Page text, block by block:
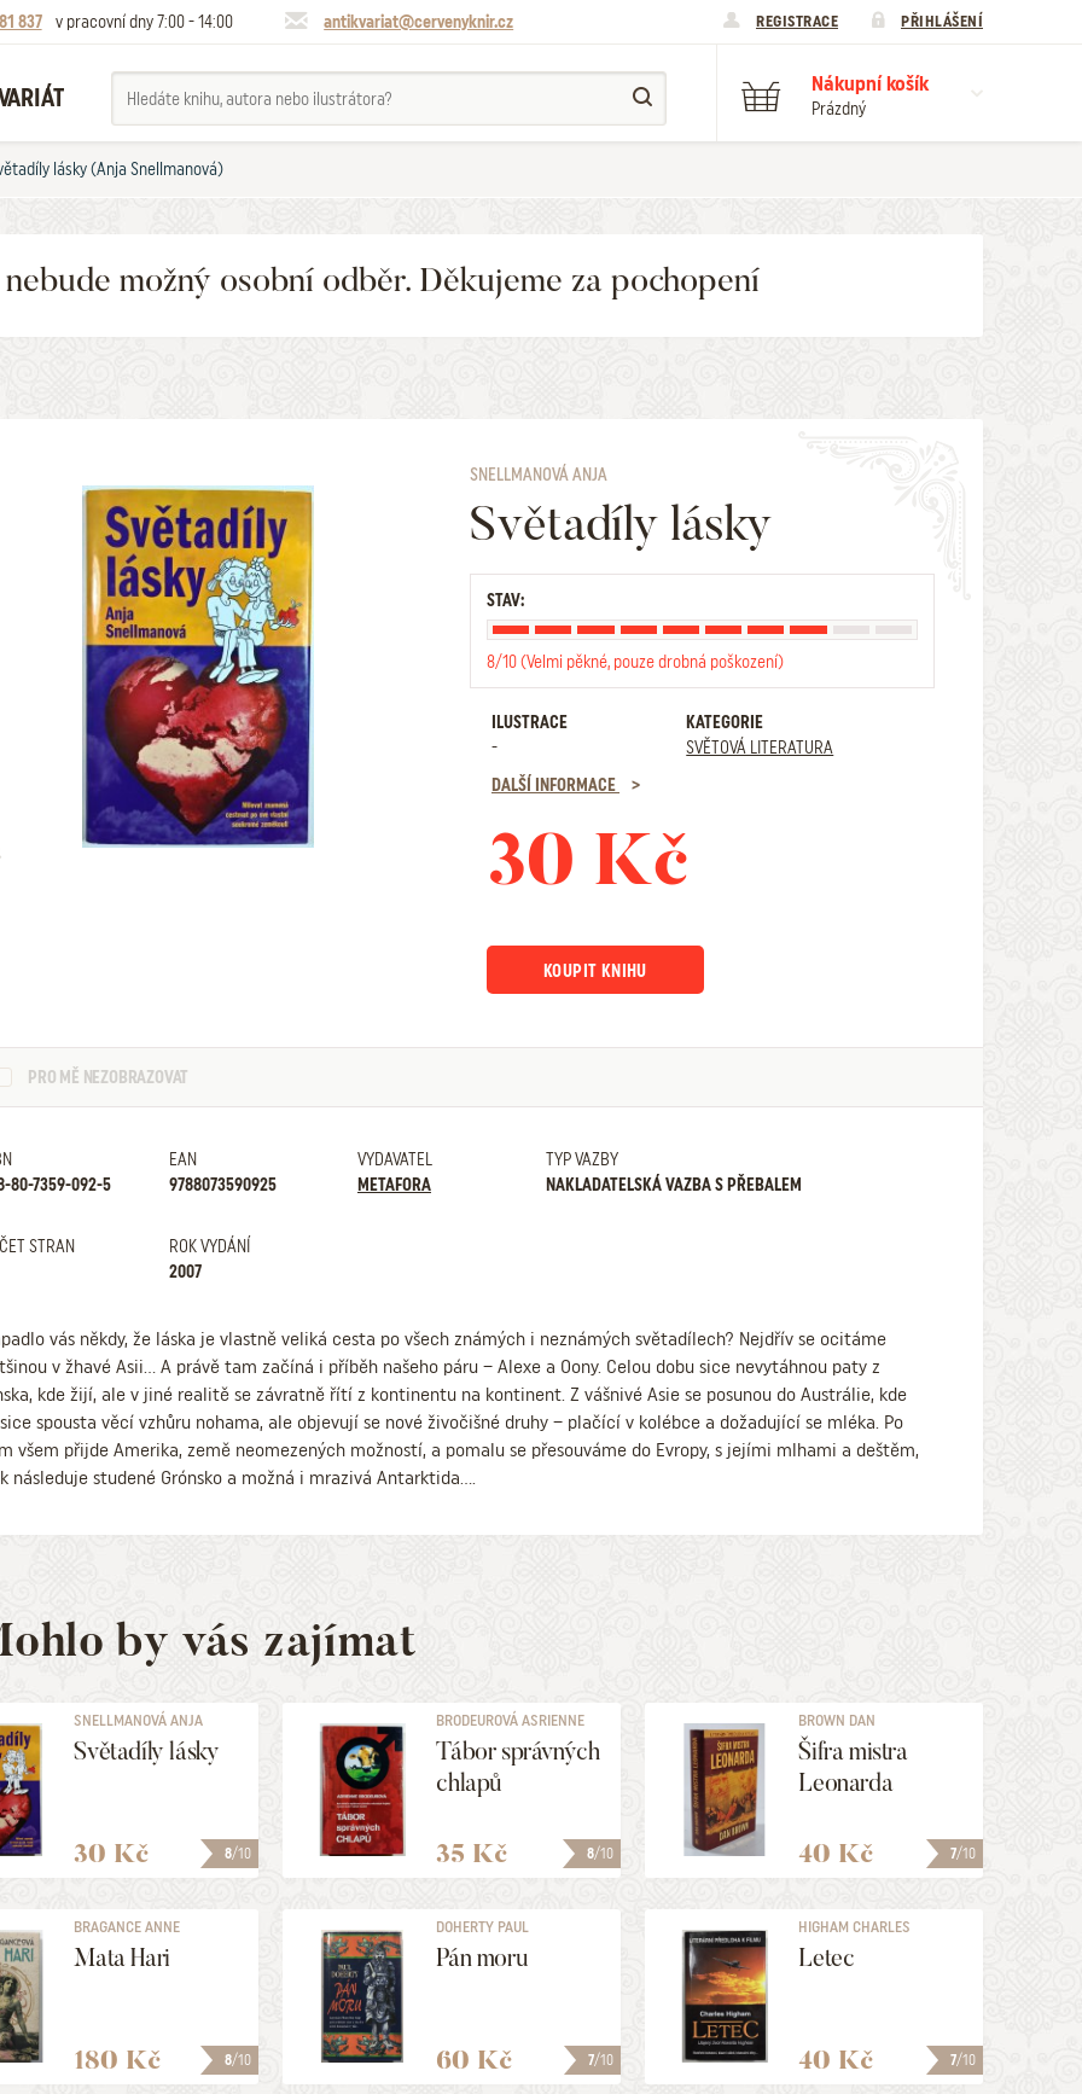
837 v pracovní dny 7:00 - 14:00 antikvariat@cervenyknir.cz REGISTRACE PŘIHLÁŠENÍ
Nákupní košík
Prázdný
lásky (Anja Snellmanová)
možný osobní odběr. Děkujeme za pochopení
SNELLMANOVÁ ANJA
Světadíly lásky
STAV:
8/10 (Velmi pěkné, pouze drobná poškození)
ILUSTRACE
-
KATEGORIE
SVĚTOVÁ LITERATURA
DALŠÍ INFORMACE
30 Kč
KOUPIT KNIHU
PRO MĚ NEZOBRAZOVAT
80-7359-092-5
EAN
9788073590925
VYDAVATEL
METAFORA
TYP VAZBY
NAKLADATELSKÁ VAZBA S PŘEBALEM
STRAN
ROK VYDÁNÍ
2007
vás někdy, že láska je vlastně veliká cesta po všech známých i neznámých světadílech? Nejdřív se ocitáme
v žhavé Asii… A právě tam začíná i příběh našeho páru – Alexe a Oony. Celou dobu sice nevytáhnou paty z
kde žijí, ale v jiné realitě se závratně řítí z kontinentu na kontinent. Z vášnivé Asie se posunou do Austrálie, kde
spousta věcí vzhůru nohama, ale objevují se nové živočišné druhy – plačící v kolébce a dožadující se mléka. Po
všem přijde Amerika, země neomezených možností, a pomalu se přesouváme do Evropy, s jejími mlhami a deštěm,
následuje studené Grónsko a možná i mrazivá Antarktida….
by vás zajímat
8/10
SNELLMANOVÁ ANJA
Světadíly lásky
30 Kč 8/10
BRODEUROVÁ ASRIENNE
Tábor správných
chlapů
35 Kč 7/10
BROWN DAN
Šifra mistra
Leonarda
40 Kč
8/10
BRAGANCE ANNE
Mata Hari
180 Kč 7/10
DOHERTY PAUL
Pán moru
60 Kč 7/10
HIGHAM CHARLES
Letec
40 Kč